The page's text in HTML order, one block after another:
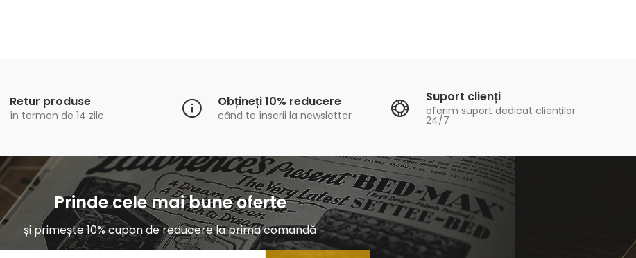
Retur produse
în termen de 14 zile
Obțineți 10% reducere
când te înscrii la newsletter
Suport clienți
oferim suport dedicat clienților
24/7
Prinde cele mai bune oferte
și primește 10% cupon de reducere la prima comandă